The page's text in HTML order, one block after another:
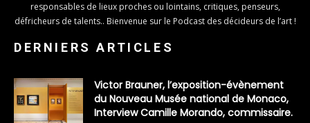
responsables de lieux proches ou lointains, critiques, penseurs,
défricheurs de talents.. Bienvenue sur le Podcast des décideurs de l’art !
DERNIERS ARTICLES
Victor Brauner, l’exposition-évènement
du Nouveau Musée national de Monaco,
Interview Camille Morando, commissaire.